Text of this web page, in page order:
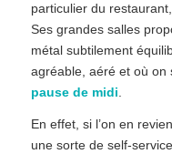
particulier du
Ses grandes salles
métal subtilement
agréable, aéré et où on
pause de midi.
En effet, si l’on en
une sorte de self-